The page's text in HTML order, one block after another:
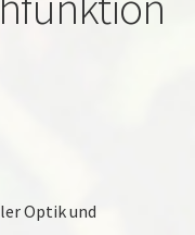
Optik und